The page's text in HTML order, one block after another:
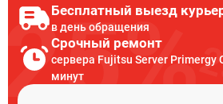
Бесплатный выезд
в день обращения
Срочный ремонт
сервера Fujitsu Server Primergy
минут